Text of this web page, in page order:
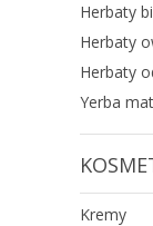
Herbaty
Herbaty
Herbaty
Yerba
Kremy